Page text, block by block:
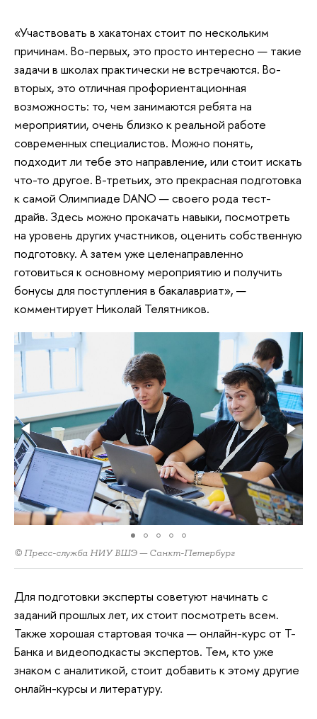
«Участвовать в хакатонах стоит по нескольким
причинам. Во-первых, это просто интересно — такие
задачи в школах практически не встречаются. Во-
вторых, это отличная профориентационная
возможность: то, чем занимаются ребята на
мероприятии, очень близко к реальной работе
современных специалистов. Можно понять,
подходит ли тебе это направление, или стоит искать
что-то другое. В-третьих, это прекрасная подготовка
к самой Олимпиаде DANO — своего рода тест-
драйв. Здесь можно прокачать навыки, посмотреть
на уровень других участников, оценить собственную
подготовку. А затем уже целенаправленно
готовиться к основному мероприятию и получить
бонусы для поступления в бакалавриат», —
комментирует Николай Телятников.
© Пресс-служба НИУ ВШЭ — Санкт-Петербург
Для подготовки эксперты советуют начинать с
заданий прошлых лет, их стоит посмотреть всем.
Также хорошая стартовая точка — онлайн-курс от Т-
Банка и видеоподкасты экспертов. Тем, кто уже
знаком с аналитикой, стоит добавить к этому другие
онлайн-курсы и литературу.